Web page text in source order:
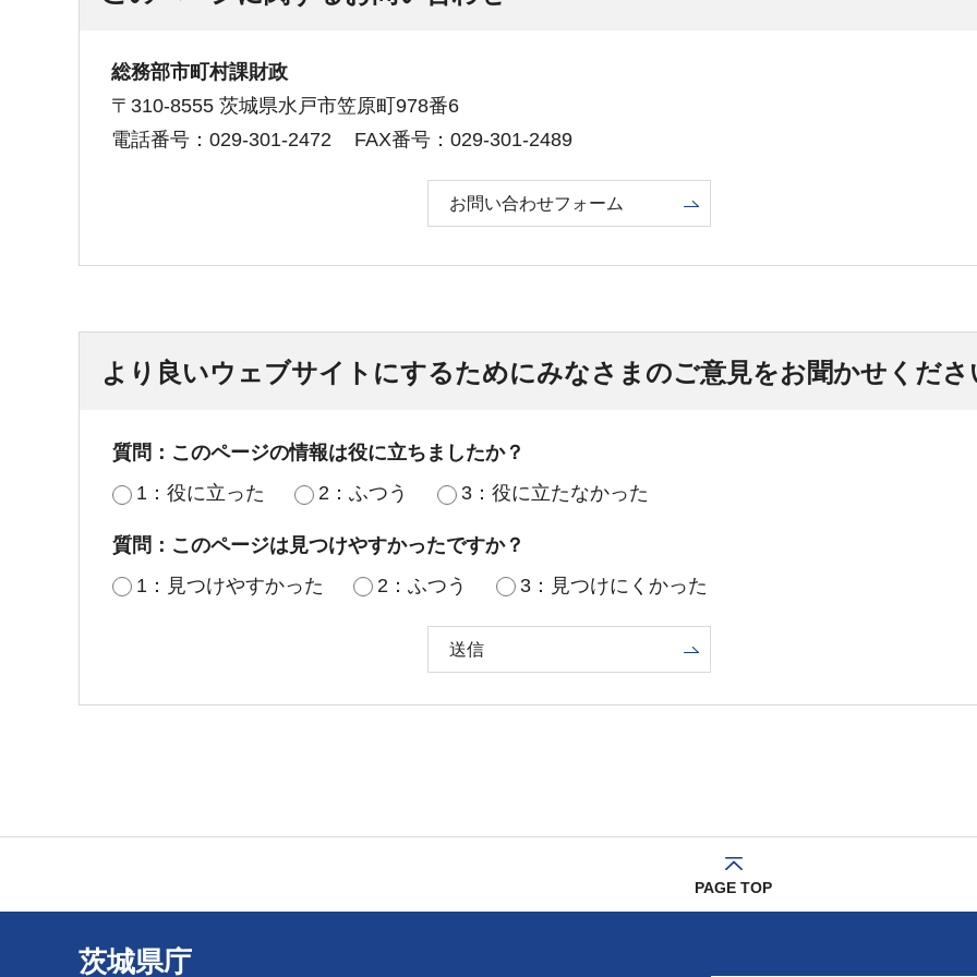
総務部市町村課財政
〒310-8555 茨城県水戸市笠原町978番6
電話番号：029-301-2472
FAX番号：029-301-2489
お問い合わせフォーム
より良いウェブサイトにするためにみなさまのご意見をお聞かせくださ
質問：このページの情報は役に立ちましたか？
1：役に立った
2：ふつう 3：役に立たなかった
質問：このページは見つけやすかったですか？
1：見つけやすかった
2：ふつう 3：見つけにくかった
PAGE TOP
茨城県庁